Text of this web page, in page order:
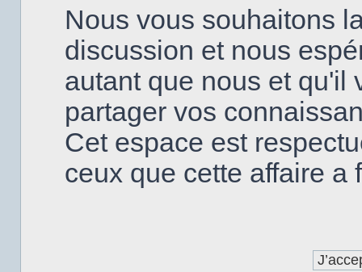
Nous vous souhaitons
discussion et nous
autant que nous et qu'il
partager vos
Cet espace est
ceux que cette affaire a